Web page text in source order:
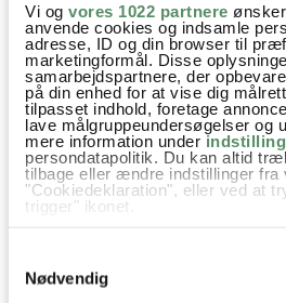
Vi og vores 1022 partnere
anvende cookies og indsamle
adresse, ID og din browser til
marketingformål. Disse
samarbejdspartnere, der
på din enhed for at vise dig
tilpasset indhold, foretage
lave målgruppeundersøgelser og
mere information under
persondatapolitik. Du kan altid
tilbage eller ændre indstillinger fra
"Cookiedeklaration", eller ved at
trigger" ikonet.
Indsamle præcise
der kan være nøjagtig inden
Identificere din enhed
Nødvendig
Appetizer Forår Frokost
Pålægssalat Asparges Rejer
SPØRGSMÅL TIL
Har du spørgsmål til opskriften eller
hvis det allerede er stillet og
denne side, hvor jeg giver svar på